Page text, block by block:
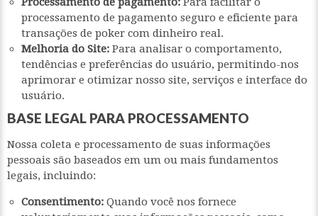
processamento de pagamento seguro e eficiente para
transações de poker com dinheiro real.
Melhoria do Site: Para analisar o comportamento,
tendências e preferências do usuário, permitindo-nos
aprimorar e otimizar nosso site, serviços e interface do
usuário.
BASE LEGAL PARA PROCESSAMENTO
Nossa coleta e processamento de suas informações
pessoais são baseados em um ou mais fundamentos
legais, incluindo:
Consentimento: Quando você nos fornece